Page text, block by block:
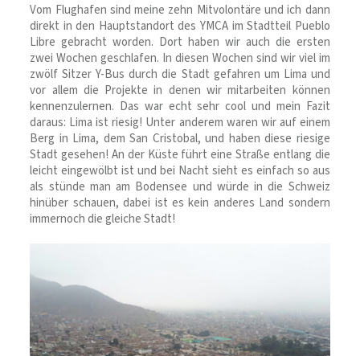
Vom Flughafen sind meine zehn Mitvolontäre und ich dann
direkt in den Hauptstandort des YMCA im Stadtteil Pueblo
Libre gebracht worden. Dort haben wir auch die ersten
zwei Wochen geschlafen. In diesen Wochen sind wir viel im
zwölf Sitzer Y-Bus durch die Stadt gefahren um Lima und
vor allem die Projekte in denen wir mitarbeiten können
kennenzulernen. Das war echt sehr cool und mein Fazit
daraus: Lima ist riesig! Unter anderem waren wir auf einem
Berg in Lima, dem San Cristobal, und haben diese riesige
Stadt gesehen! An der Küste führt eine Straße entlang die
leicht eingewölbt ist und bei Nacht sieht es einfach so aus
als stünde man am Bodensee und würde in die Schweiz
hinüber schauen, dabei ist es kein anderes Land sondern
immernoch die gleiche Stadt!